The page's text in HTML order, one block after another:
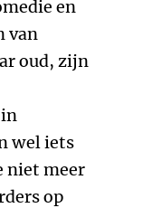
en
van
oud, zijn
wel iets
niet meer
op